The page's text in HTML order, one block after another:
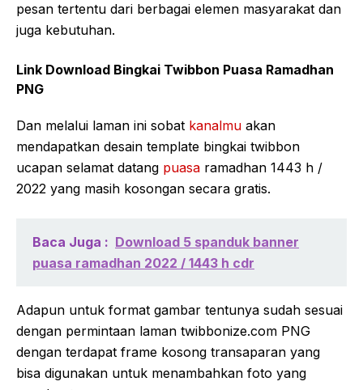
pesan tertentu dari berbagai elemen masyarakat dan
juga kebutuhan.
Link Download Bingkai Twibbon Puasa Ramadhan
PNG
Dan melalui laman ini sobat kanalmu akan
mendapatkan desain template bingkai twibbon
ucapan selamat datang puasa ramadhan 1443 h /
2022 yang masih kosongan secara gratis.
Baca Juga : Download 5 spanduk banner
puasa ramadhan 2022 / 1443 h cdr
Adapun untuk format gambar tentunya sudah sesuai
dengan permintaan laman twibbonize.com PNG
dengan terdapat frame kosong transaparan yang
bisa digunakan untuk menambahkan foto yang